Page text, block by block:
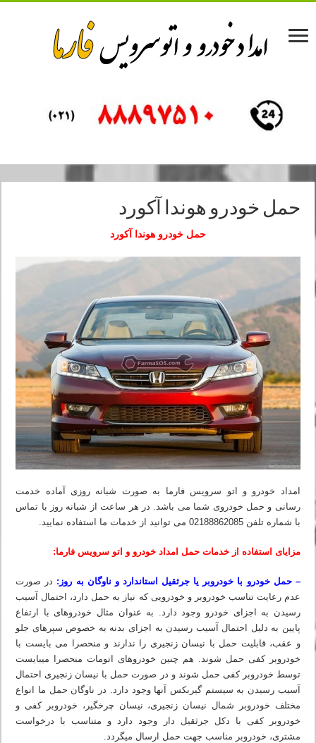
حمل خودرو هوندا آکورد
حمل خودرو هوندا آکورد
امداد خودرو و اتو سرویس فارما به صورت شبانه روزی آماده خدمت
رسانی و حمل خودروی شما می باشد. در هر ساعت از شبانه روز با تماس
با شماره تلفن 02188862085 می‏ توانید از خدمات ما استفاده نمایید.
مزایای استفاده از خدمات حمل امداد خودرو و اتو سرویس فارما:
– حمل خودرو با خودروبر یا جرثقیل استاندارد و ناوگان به روز: در صورت
عدم رعایت تناسب خودروبر و خودرویی که نیاز به حمل دارد، احتمال آسیب
رسیدن به اجزای خودرو وجود دارد. به عنوان مثال خودروهای با ارتفاع
پایین به دلیل احتمال آسیب رسیدن به اجزای بدنه به خصوص سپرهای جلو
و عقب، قابلیت حمل با نیسان زنجیری را ندارند و منحصرا می بایست با
خودروبر کفی حمل شوند. هم چنین خودروهای اتومات منحصرا می‏بایست
توسط خودروبر کفی حمل شوند و در صورت حمل با نیسان زنجیری احتمال
آسیب رسیدن به سیستم گیربکس آنها وجود دارد. در ناوگان حمل ما انواع
مختلف خودروبر شمال نیسان زنجیری، نیسان چرخگیر، خودروبر کفی و
خودروبر کفی با دکل جرثقیل دار وجود دارد و متناسب با درخواست
مشتری، خودروبر مناسب جهت حمل ارسال میگردد.